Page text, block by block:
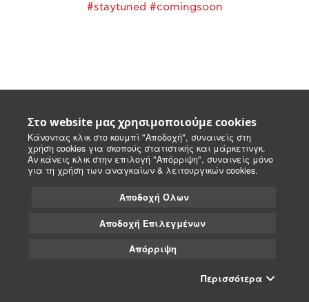
Στο website μας χρησιμοποιούμε cookies
Κάνοντας κλικ στο κουμπί "Αποδοχή", συναινείς στη
χρήση cookies για σκοπούς στατιστικής και μάρκετινγκ.
Αν κάνεις κλικ στην επιλογή "Απόρριψη", συναινείς μόνο
για τη χρήση των αναγκαίων & λειτουργικών cookies.
Αποδοχή Όλων
Αποδοχή Επιλεγμένων
Απόρριψη
Περισσότερα
#staytuned #comingsoon